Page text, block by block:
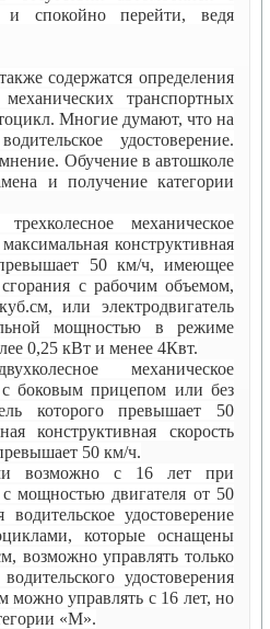
и спокойно перейти, ведя
содержатся определения
транспортных
Многие думают, что на
удостоверение.
Обучение в автошколе
и получение категории
механическое
конструктивная
50 км/ч, имеющее
сгорания с рабочим объемом,
или электродвигатель
мощностью в режиме
0,25 кВт и менее 4Квт.
механическое
с боковым прицепом или без
которого превышает 50
конструктивная скорость
50 км/ч.
возможно с 16 лет при
мощностью двигателя от 50
удостоверение
которые оснащены
возможно управлять только
удостоверения
можно управлять с 16 лет, но
«М».